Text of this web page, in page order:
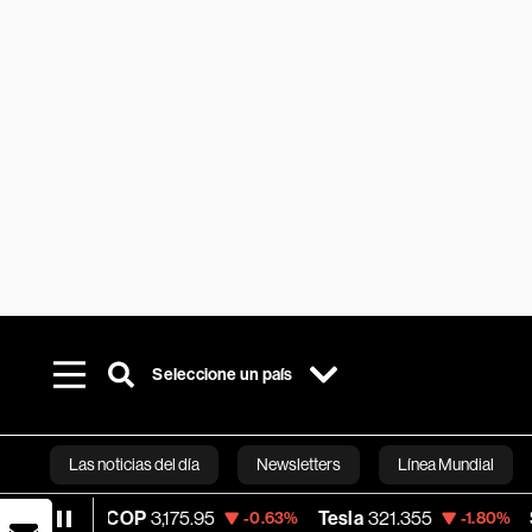
Seleccione un país
Las noticias del día Newsletters Línea Mundial
Bloomberg
COP 3,175.95 -0.63% Tesla 321.355 -1.80% Space X